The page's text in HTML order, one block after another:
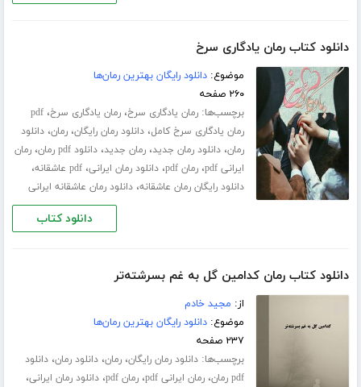
دانلود کتاب رمان یادگاری سرخ
موضوع:دانلود رایگان بهترین رمان‌ها
۲۶۰ صفحه
برچسب‌ها:رمان یادگاری سرخ،رمان یادگاری سرخ،pdf
رمان یادگاری سرخ کامل،دانلود رمان رایگان،رمان،دانلود
رمان،دانلود رمان جدید،رمان جدید،دانلود pdf رمان ،رمان
ایرانی pdf
،رمان pdf ،دانلود رمان ایرانی،pdf عاشقانه ،
دانلود رایگان رمان عاشقانه،دانلود رمان عاشقانه ایرانی
دانلود کتاب
دانلود کتاب رمان کدامین گل به غم بسرشته‌تر
از: مجید خادم
موضوع:دانلود رایگان بهترین رمان‌ها
۲۳۷ صفحه
برچسب‌ها:دانلود رمان رایگان،رمان،دانلود رمان،دانلود
pdf رمان
،رمان ایرانی pdf ،رمان pdf ،دانلود رمان ایرانی،